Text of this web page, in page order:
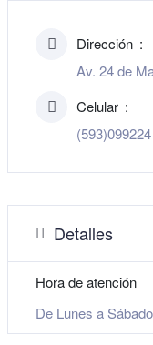
Dirección
Av. 24 de
Celular
Detalles
Hora de atención
De Lunes a